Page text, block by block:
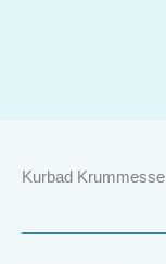
Kurbad Krummesse